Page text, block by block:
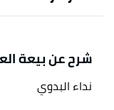
شرح عن بيعة
نداء البدوي